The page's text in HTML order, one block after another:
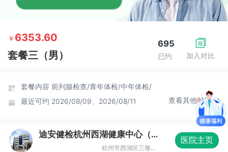
加入对比
695
已约
￥ 6353.60
套餐三（男）
套餐内容 前列腺检查/青年体检/中年体检/
最近可约 2026/08/09、2026/08/11 查看其他时间
迪安健检杭州西湖健康中心（城西分院）
杭州市西湖区三墩镇城北商贸园33幢
医院主页